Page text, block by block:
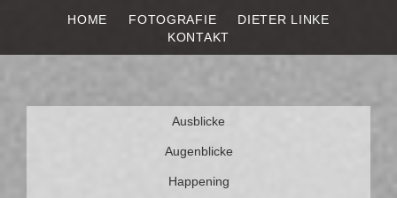
HOME FOTOGRAFIE
DIETER LINKE
KONTAKT
DIETER LINKE
Ausblicke
Augenblicke
Happening